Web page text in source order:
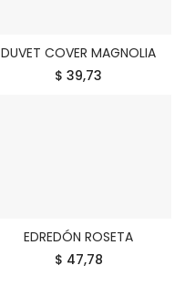
COMPRAR
DUVET COVER MAGNOLIA
$ 39,73
COMPRAR
EDREDÓN ROSETA
$ 47,78